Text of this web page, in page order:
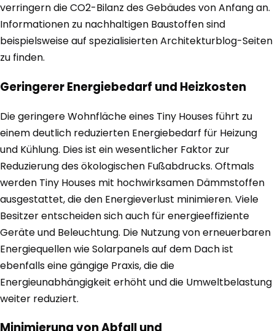
verringern die CO2-Bilanz des Gebäudes von Anfang an.
Informationen zu nachhaltigen Baustoffen sind
beispielsweise auf spezialisierten Architekturblog-Seiten
zu finden.
Geringerer Energiebedarf und Heizkosten
Die geringere Wohnfläche eines Tiny Houses führt zu
einem deutlich reduzierten Energiebedarf für Heizung
und Kühlung. Dies ist ein wesentlicher Faktor zur
Reduzierung des ökologischen Fußabdrucks. Oftmals
werden Tiny Houses mit hochwirksamen Dämmstoffen
ausgestattet, die den Energieverlust minimieren. Viele
Besitzer entscheiden sich auch für energieeffiziente
Geräte und Beleuchtung. Die Nutzung von erneuerbaren
Energiequellen wie Solarpanels auf dem Dach ist
ebenfalls eine gängige Praxis, die die
Energieunabhängigkeit erhöht und die Umweltbelastung
weiter reduziert.